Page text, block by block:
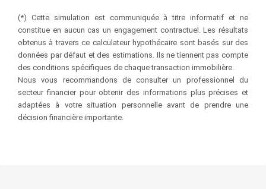
(*) Cette simulation est communiquée à titre informatif et ne
constitue en aucun cas un engagement contractuel. Les résultats
obtenus à travers ce calculateur hypothécaire sont basés sur des
données par défaut et des estimations. Ils ne tiennent pas compte
des conditions spécifiques de chaque transaction immobilière.
Nous vous recommandons de consulter un professionnel du
secteur financier pour obtenir des informations plus précises et
adaptées à votre situation personnelle avant de prendre une
décision financière importante.